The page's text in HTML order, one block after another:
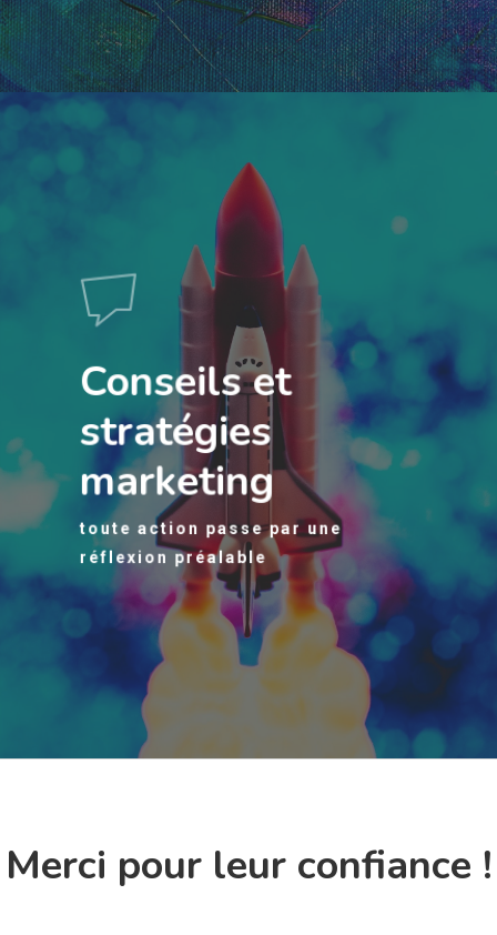
Conseils et
stratégies
marketing
toute action passe par une
réflexion préalable
Merci pour leur confiance !